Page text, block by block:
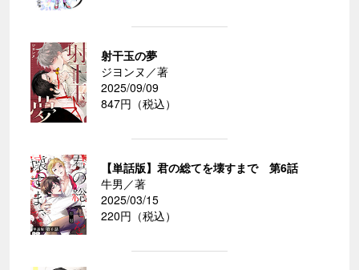
射干玉の夢
ジヨンヌ／著
2025/09/09
847円（税込）
【単話版】君の総てを壊すまで 第6話
牛男／著
2025/03/15
220円（税込）